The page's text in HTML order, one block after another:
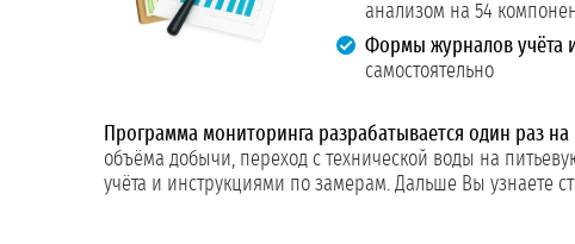
анализом на 54
Формы журналов учёта
самостоятельно
Программа мониторинга разрабатывается один раз
объёма добычи, переход с технической воды на
учёта и инструкциями по замерам. Дальше Вы узнаете